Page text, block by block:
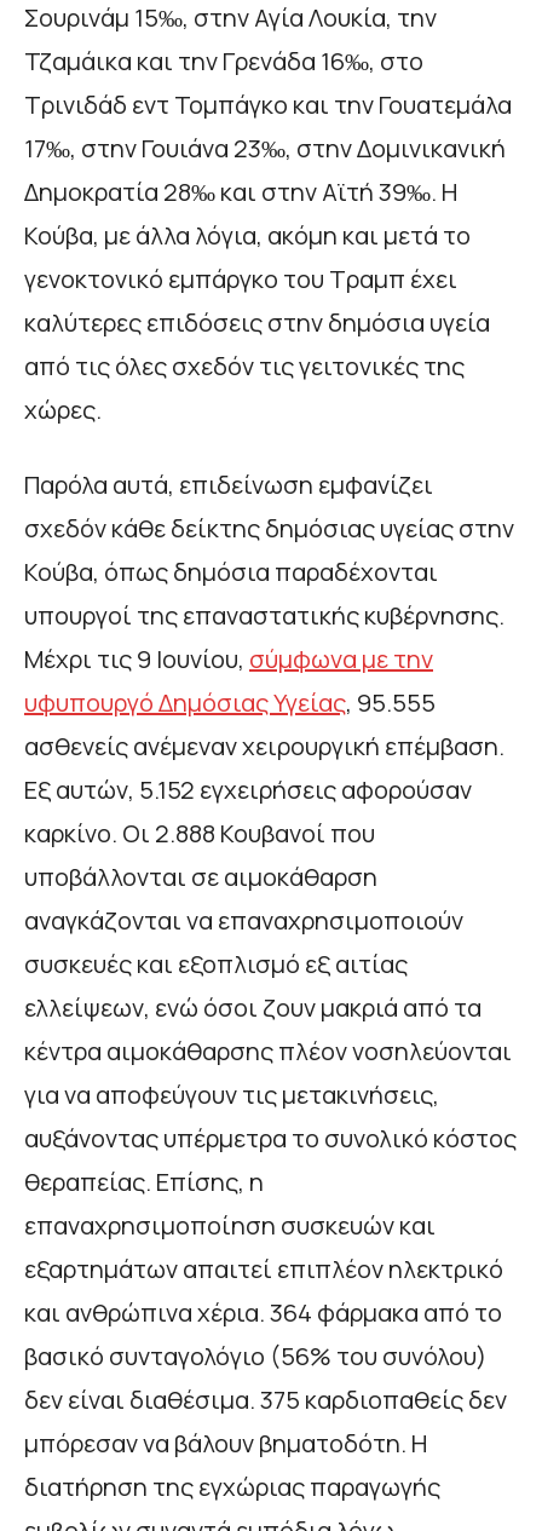
Σουρινάμ 15‰, στην Αγία Λουκία, την
Τζαμάικα και την Γρενάδα 16‰, στο
Τρινιδάδ εντ Τομπάγκο και την Γουατεμάλα
17‰, στην Γουιάνα 23‰, στην Δομινικανική
Δημοκρατία 28‰ και στην Αϊτή 39‰. Η
Κούβα, με άλλα λόγια, ακόμη και μετά το
γενοκτονικό εμπάργκο του Τραμπ έχει
καλύτερες επιδόσεις στην δημόσια υγεία
από τις όλες σχεδόν τις γειτονικές της
χώρες.
Παρόλα αυτά, επιδείνωση εμφανίζει
σχεδόν κάθε δείκτης δημόσιας υγείας στην
Κούβα, όπως δημόσια παραδέχονται
υπουργοί της επαναστατικής κυβέρνησης.
Μέχρι τις 9 Ιουνίου, σύμφωνα με την
υφυπουργό Δημόσιας Υγείας, 95.555
ασθενείς ανέμεναν χειρουργική επέμβαση.
Εξ αυτών, 5.152 εγχειρήσεις αφορούσαν
καρκίνο. Οι 2.888 Κουβανοί που
υποβάλλονται σε αιμοκάθαρση
αναγκάζονται να επαναχρησιμοποιούν
συσκευές και εξοπλισμό εξ αιτίας
ελλείψεων, ενώ όσοι ζουν μακριά από τα
κέντρα αιμοκάθαρσης πλέον νοσηλεύονται
για να αποφεύγουν τις μετακινήσεις,
αυξάνοντας υπέρμετρα το συνολικό κόστος
θεραπείας. Επίσης, η
επαναχρησιμοποίηση συσκευών και
εξαρτημάτων απαιτεί επιπλέον ηλεκτρικό
και ανθρώπινα χέρια. 364 φάρμακα από το
βασικό συνταγολόγιο (56% του συνόλου)
δεν είναι διαθέσιμα. 375 καρδιοπαθείς δεν
μπόρεσαν να βάλουν βηματοδότη. Η
διατήρηση της εγχώριας παραγωγής